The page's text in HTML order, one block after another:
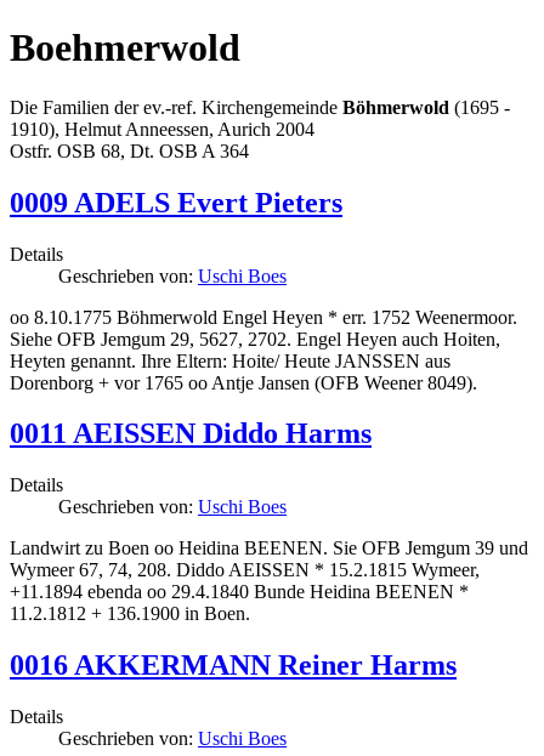
Boehmerwold
Die Familien der ev.-ref. Kirchengemeinde Böhmerwold (1695 -
1910), Helmut Anneessen, Aurich 2004
Ostfr. OSB 68, Dt. OSB A 364
0009 ADELS Evert Pieters
Details
Geschrieben von: Uschi Boes
oo 8.10.1775 Böhmerwold Engel Heyen * err. 1752 Weenermoor.
Siehe OFB Jemgum 29, 5627, 2702. Engel Heyen auch Hoiten,
Heyten genannt. Ihre Eltern: Hoite/ Heute JANSSEN aus
Dorenborg + vor 1765 oo Antje Jansen (OFB Weener 8049).
0011 AEISSEN Diddo Harms
Details
Geschrieben von: Uschi Boes
Landwirt zu Boen oo Heidina BEENEN. Sie OFB Jemgum 39 und
Wymeer 67, 74, 208. Diddo AEISSEN * 15.2.1815 Wymeer,
+11.1894 ebenda oo 29.4.1840 Bunde Heidina BEENEN *
11.2.1812 + 136.1900 in Boen.
0016 AKKERMANN Reiner Harms
Details
Geschrieben von: Uschi Boes